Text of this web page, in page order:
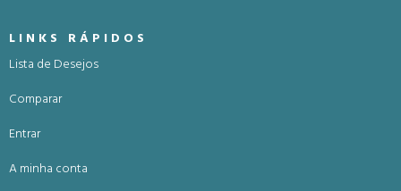
LINKS RÁPIDOS
Lista de Desejos
Comparar
Entrar
A minha conta